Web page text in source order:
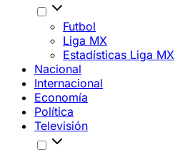
Futbol
Liga MX
Estadísticas Liga MX
Nacional
Internacional
Economía
Política
Televisión